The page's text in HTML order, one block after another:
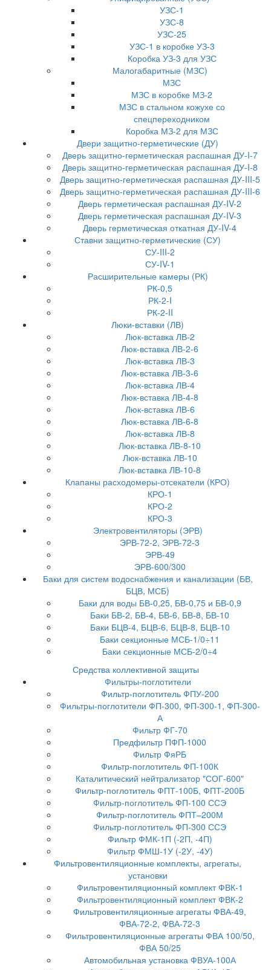
УЗС-1
УЗС-8
УЗС-25
УЗС-1 в коробке УЗ-3
Коробка УЗ-3 для УЗС
Малогабаритные (МЗС)
МЗС
МЗС в коробке МЗ-2
МЗС в стальном кожухе со
спецпереходником
Коробка МЗ-2 для МЗС
Двери защитно-герметические (ДУ)
Дверь защитно-герметическая распашная ДУ-I-7
Дверь защитно-герметическая распашная ДУ-I-8
Дверь защитно-герметическая распашная ДУ-III-5
Дверь защитно-герметическая распашная ДУ-III-6
Дверь герметическая распашная ДУ-IV-2
Дверь герметическая распашная ДУ-IV-3
Дверь герметическая откатная ДУ-IV-4
Ставни защитно-герметические (СУ)
СУ-III-2
СУ-IV-1
Расширительные камеры (РК)
РК-0,5
РК-2-I
РК-2-II
Люки-вставки (ЛВ)
Люк-вставка ЛВ-2
Люк-вставка ЛВ-2-6
Люк-вставка ЛВ-3
Люк-вставка ЛВ-3-6
Люк-вставка ЛВ-4
Люк-вставка ЛВ-4-8
Люк-вставка ЛВ-6
Люк-вставка ЛВ-6-8
Люк-вставка ЛВ-8
Люк-вставка ЛВ-8-10
Люк-вставка ЛВ-10
Люк-вставка ЛВ-10-8
Клапаны расходомеры-отсекатели (КРО)
КРО-1
КРО-2
КРО-3
Электровентиляторы (ЭРВ)
ЭРВ-72-2, ЭРВ-72-3
ЭРВ-49
ЭРВ-600/300
Баки для систем водоснабжения и канализации (БВ,
БЦВ, МСБ)
Баки для воды БВ-0,25, БВ-0,75 и БВ-0,9
Баки БВ-2, БВ-4, БВ-6, БВ-8, БВ-10
Баки БЦВ-4, БЦВ-6, БЦВ-8, БЦВ-10
Баки секционные МСБ-1/0÷11
Баки секционные МСБ-2/0÷4
Средства коллективной защиты
Фильтры-поглотители
Фильтр-поглотитель ФПУ-200
Фильтры-поглотители ФП-300, ФП-300-1, ФП-300-
А
Фильтр ФГ-70
Предфильтр ПФП-1000
Фильтр ФяРБ
Фильтр-поглотитель ФП-100К
Каталитический нейтрализатор "СОГ-600"
Фильтр-поглотитель ФПТ-100Б, ФПТ-200Б
Фильтр-поглотитель ФП-100 ССЭ
Фильтр-поглотитель ФПТ–200М
Фильтр-поглотитель ФП-300 ССЭ
Фильтр ФМК-1П (-2П, -4П)
Фильтр ФМШ-1У (-2У, -4У)
Фильтровентиляционные комплекты, агрегаты,
установки
Фильтровентиляционный комплект ФВК-1
Фильтровентиляционный комплект ФВК-2
Фильтровентиляционные агрегаты ФВА-49,
ФВА-72-2, ФВА-72-3
Фильтровентиляционные агрегаты ФВА 100/50,
ФВА 50/25
Автомобильная установка ФВУА-100А